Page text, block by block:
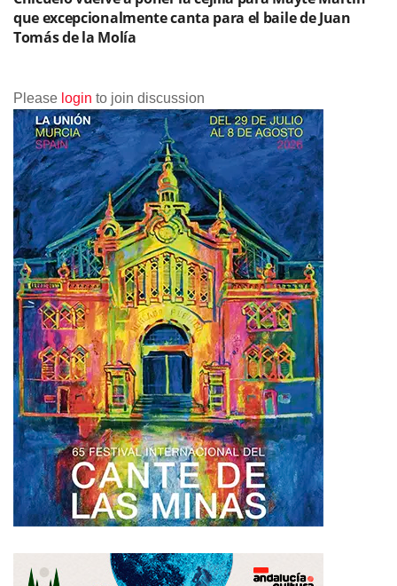
que excepcionalmente canta para el baile de Juan
Tomás de la Molía
Please login to join discussion